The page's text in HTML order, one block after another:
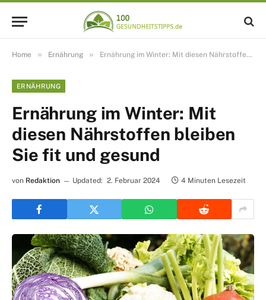
Home » Ernährung » Ernährung im Winter: Mit diesen Nährstoffen bleiben Sie fit und gesund
ERNÄHRUNG
Ernährung im Winter: Mit
diesen Nährstoffen bleiben
Sie fit und gesund
von Redaktion Updated: 2. Februar 2024 4 Minuten Lesezeit